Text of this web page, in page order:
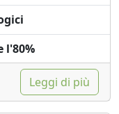
l'80%
Leggi di più